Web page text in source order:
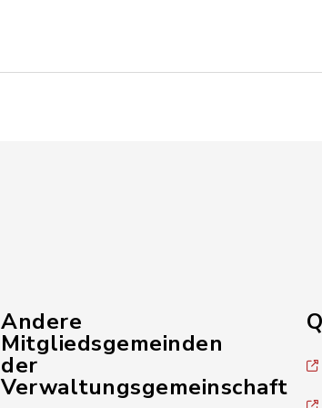
Andere
Mitgliedsgemeinden
der
Verwaltungsgemeinschaft